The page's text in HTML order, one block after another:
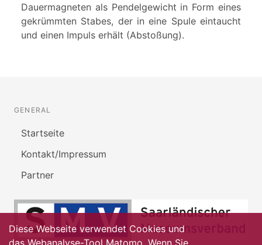
Dauermagneten als Pendelgewicht in Form eines
gekrümmten Stabes, der in eine Spule eintaucht
und einen Impuls erhält (Abstoßung).
GENERAL
Startseite
Kontakt/Impressum
Partner
Diese Webseite verwendet Cookies und
das Webanalyse-Tool Matomo. Wenn Sie